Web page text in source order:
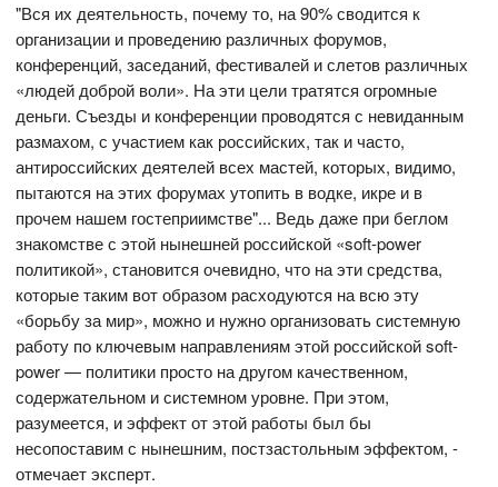
"Вся их деятельность, почему то, на 90% сводится к
организации и проведению различных форумов,
конференций, заседаний, фестивалей и слетов различных
«людей доброй воли». На эти цели тратятся огромные
деньги. Съезды и конференции проводятся с невиданным
размахом, с участием как российских, так и часто,
антироссийских деятелей всех мастей, которых, видимо,
пытаются на этих форумах утопить в водке, икре и в
прочем нашем гостеприимстве"... Ведь даже при беглом
знакомстве с этой нынешней российской «soft-power
политикой», становится очевидно, что на эти средства,
которые таким вот образом расходуются на всю эту
«борьбу за мир», можно и нужно организовать системную
работу по ключевым направлениям этой российской soft-
power — политики просто на другом качественном,
содержательном и системном уровне. При этом,
разумеется, и эффект от этой работы был бы
несопоставим с нынешним, постзастольным эффектом, -
отмечает эксперт.